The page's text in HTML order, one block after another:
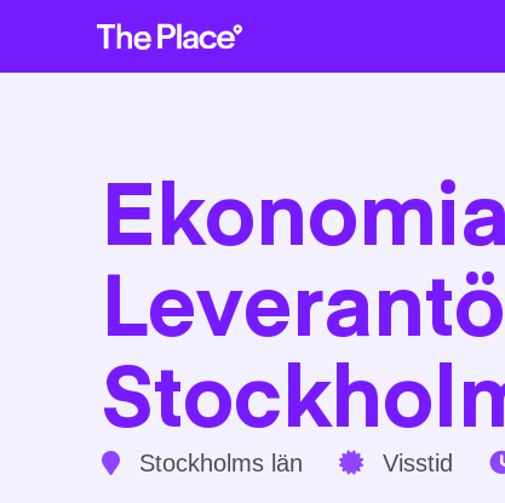
Stockholms län Visstid